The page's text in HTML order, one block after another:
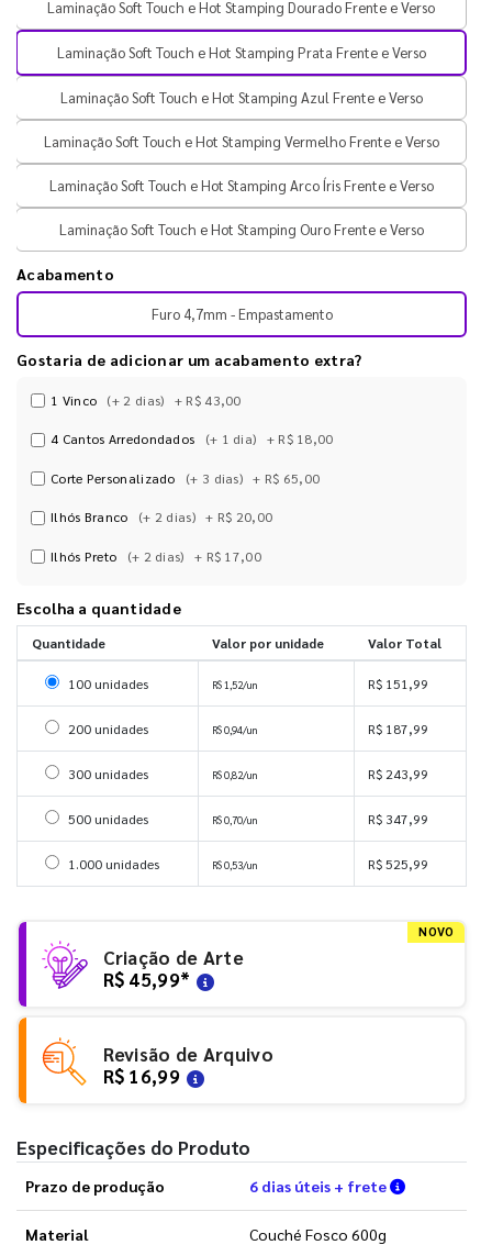
Laminação Soft Touch e Hot Stamping Dourado Frente e Verso
Laminação Soft Touch e Hot Stamping Prata Frente e Verso
Laminação Soft Touch e Hot Stamping Azul Frente e Verso
Laminação Soft Touch e Hot Stamping Vermelho Frente e Verso
Laminação Soft Touch e Hot Stamping Arco Íris Frente e Verso
Laminação Soft Touch e Hot Stamping Ouro Frente e Verso
Acabamento
Furo 4,7mm - Empastamento
Gostaria de adicionar um acabamento extra?
1 Vinco (+ 2 dias) + R$ 43,00
4 Cantos Arredondados (+ 1 dia) + R$ 18,00
Corte Personalizado (+ 3 dias) + R$ 65,00
Ilhós Branco (+ 2 dias) + R$ 20,00
Ilhós Preto (+ 2 dias) + R$ 17,00
Escolha a quantidade
Quantidade Valor por unidade Valor Total
Selecionar 100 unidades
100 unidades R$ 1,52/un R$ 151,99
Selecionar 200 unidades
200 unidades R$ 0,94/un R$ 187,99
Selecionar 300 unidades
300 unidades R$ 0,82/un R$ 243,99
Selecionar 500 unidades
500 unidades R$ 0,70/un R$ 347,99
Selecionar 1000 unidades
1.000 unidades R$ 0,53/un R$ 525,99
NOVO
Criação de Arte
R$ 45,99*
Revisão de Arquivo
R$ 16,99
Especificações do Produto
Prazo de produção 6 dias úteis + frete Verifique
Material Couché Fosco 600g